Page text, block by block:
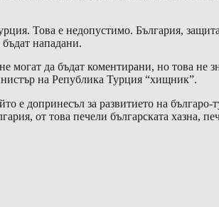
Това е недопустимо. България,
нападани.
да бъдат коментирани, но това не
на Република Турция “хищник”.
е допринесъл за развитието на българо-
от това печели българската хазна,